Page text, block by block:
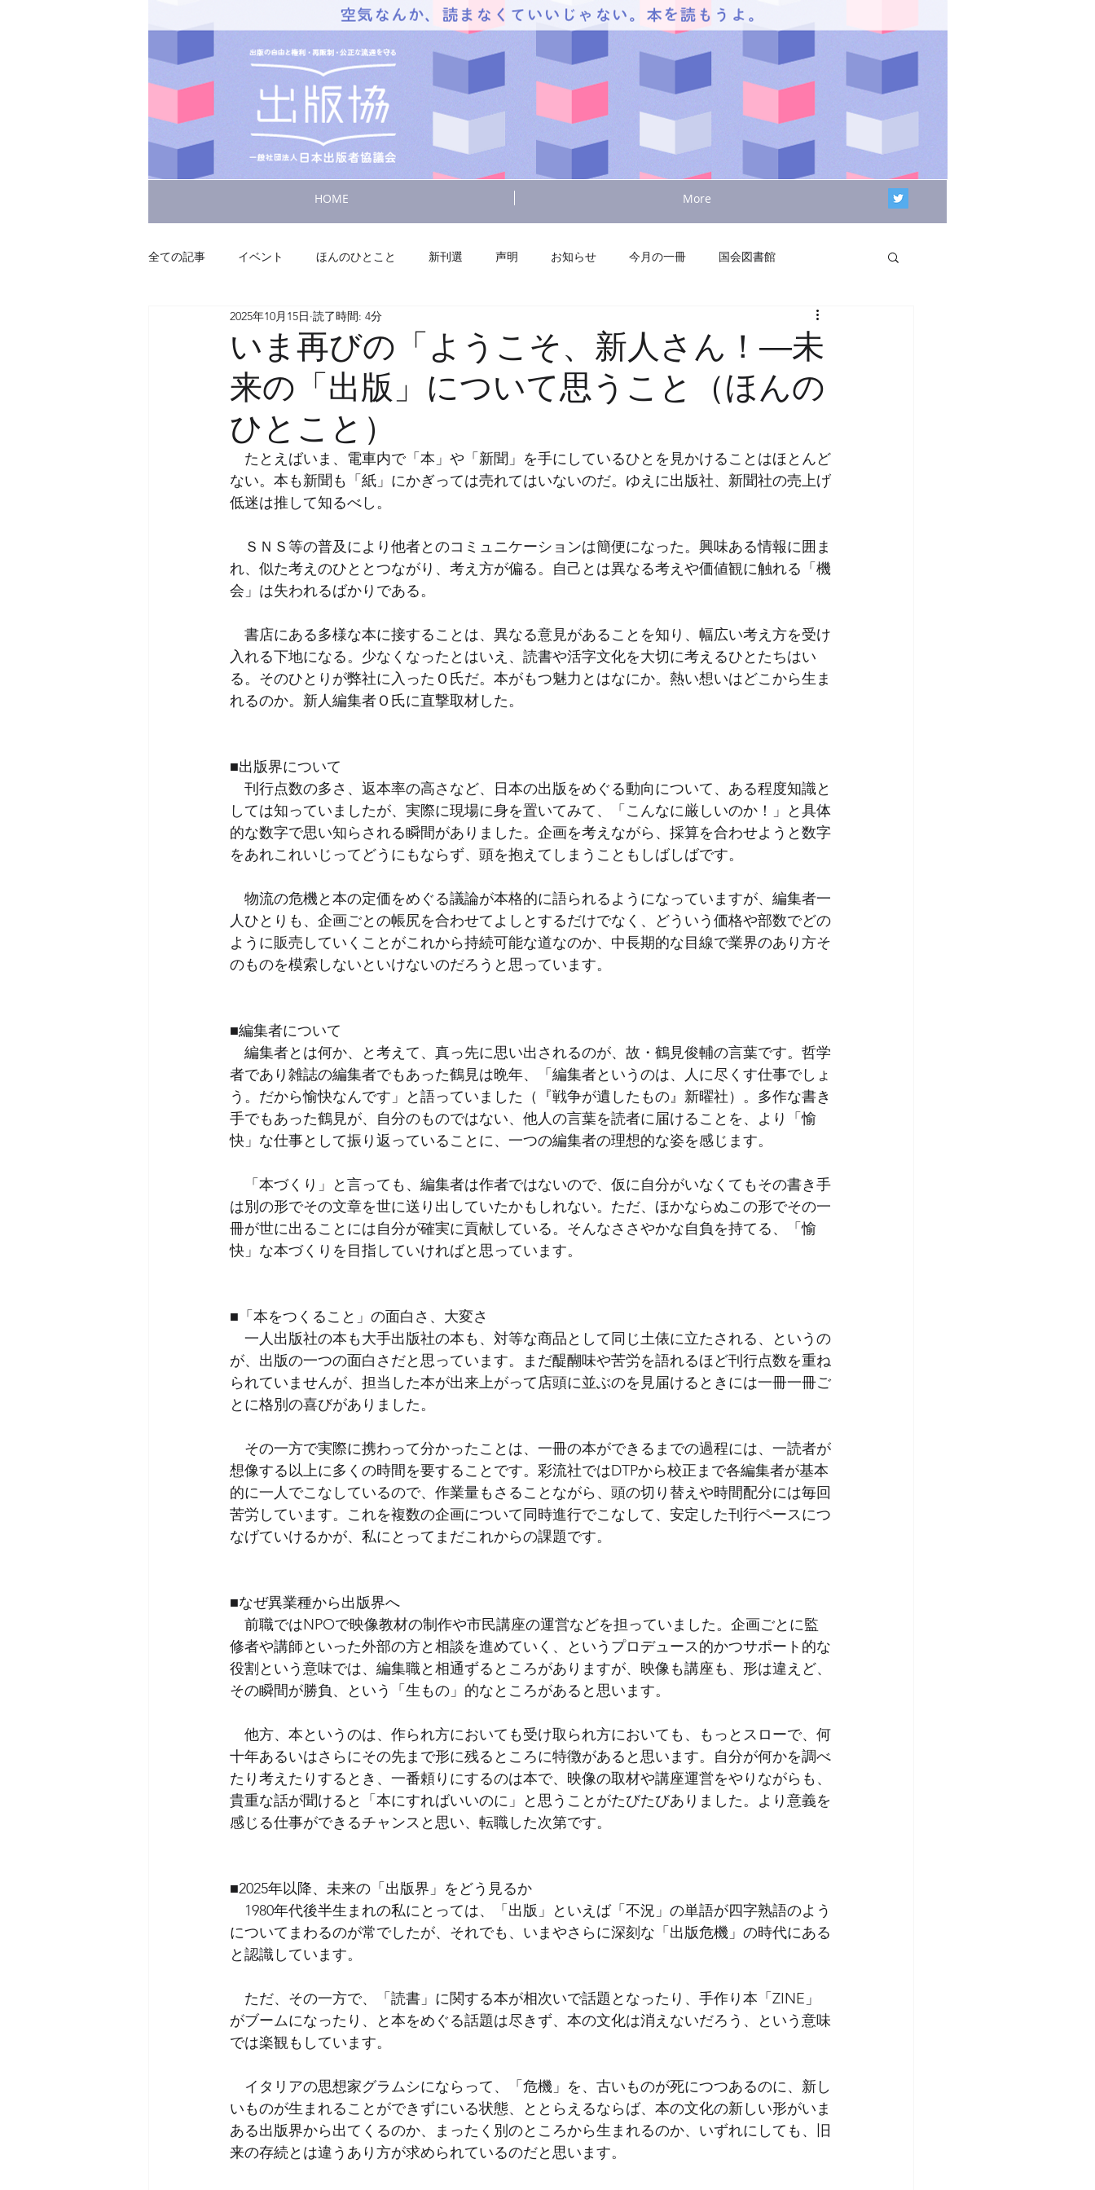
HOME More
全ての記事 イベント ほんのひとこと 新刊選 声明 お知らせ 今月の一冊 国会図書館
いま再びの「ようこそ、新人さん！―未
来の「出版」について思うこと（ほんの
ひとこと）
2025年10月15日 読了時間: 4分
たとえばいま、電車内で「本」や「新聞」を手にしているひとを見かけることはほとんど
ない。本も新聞も「紙」にかぎっては売れてはいないのだ。ゆえに出版社、新聞社の売上げ
低迷は推して知るべし。
ＳＮＳ等の普及により他者とのコミュニケーションは簡便になった。興味ある情報に囲ま
れ、似た考えのひととつながり、考え方が偏る。自己とは異なる考えや価値観に触れる「機
会」は失われるばかりである。
書店にある多様な本に接することは、異なる意見があることを知り、幅広い考え方を受け
入れる下地になる。少なくなったとはいえ、読書や活字文化を大切に考えるひとたちはい
る。そのひとりが弊社に入ったＯ氏だ。本がもつ魅力とはなにか。熱い想いはどこから生ま
れるのか。新人編集者Ｏ氏に直撃取材した。
■出版界について
刊行点数の多さ、返本率の高さなど、日本の出版をめぐる動向について、ある程度知識と
しては知っていましたが、実際に現場に身を置いてみて、「こんなに厳しいのか！」と具体
的な数字で思い知らされる瞬間がありました。企画を考えながら、採算を合わせようと数字
をあれこれいじってどうにもならず、頭を抱えてしまうこともしばしばです。
物流の危機と本の定価をめぐる議論が本格的に語られるようになっていますが、編集者一
人ひとりも、企画ごとの帳尻を合わせてよしとするだけでなく、どういう価格や部数でどの
ように販売していくことがこれから持続可能な道なのか、中長期的な目線で業界のあり方そ
のものを模索しないといけないのだろうと思っています。
■編集者について
編集者とは何か、と考えて、真っ先に思い出されるのが、故・鶴見俊輔の言葉です。哲学
者であり雑誌の編集者でもあった鶴見は晩年、「編集者というのは、人に尽くす仕事でしょ
う。だから愉快なんです」と語っていました（『戦争が遺したもの』新曜社）。多作な書き
手でもあった鶴見が、自分のものではない、他人の言葉を読者に届けることを、より「愉
快」な仕事として振り返っていることに、一つの編集者の理想的な姿を感じます。
「本づくり」と言っても、編集者は作者ではないので、仮に自分がいなくてもその書き手
は別の形でその文章を世に送り出していたかもしれない。ただ、ほかならぬこの形でその一
冊が世に出ることには自分が確実に貢献している。そんなささやかな自負を持てる、「愉
快」な本づくりを目指していければと思っています。
■「本をつくること」の面白さ、大変さ
一人出版社の本も大手出版社の本も、対等な商品として同じ土俵に立たされる、というの
が、出版の一つの面白さだと思っています。まだ醍醐味や苦労を語れるほど刊行点数を重ね
られていませんが、担当した本が出来上がって店頭に並ぶのを見届けるときには一冊一冊ご
とに格別の喜びがありました。
その一方で実際に携わって分かったことは、一冊の本ができるまでの過程には、一読者が
想像する以上に多くの時間を要することです。彩流社ではDTPから校正まで各編集者が基本
的に一人でこなしているので、作業量もさることながら、頭の切り替えや時間配分には毎回
苦労しています。これを複数の企画について同時進行でこなして、安定した刊行ペースにつ
なげていけるかが、私にとってまだこれからの課題です。
■なぜ異業種から出版界へ
前職ではNPOで映像教材の制作や市民講座の運営などを担っていました。企画ごとに監
修者や講師といった外部の方と相談を進めていく、というプロデュース的かつサポート的な
役割という意味では、編集職と相通ずるところがありますが、映像も講座も、形は違えど、
その瞬間が勝負、という「生もの」的なところがあると思います。
他方、本というのは、作られ方においても受け取られ方においても、もっとスローで、何
十年あるいはさらにその先まで形に残るところに特徴があると思います。自分が何かを調べ
たり考えたりするとき、一番頼りにするのは本で、映像の取材や講座運営をやりながらも、
貴重な話が聞けると「本にすればいいのに」と思うことがたびたびありました。より意義を
感じる仕事ができるチャンスと思い、転職した次第です。
■2025年以降、未来の「出版界」をどう見るか
1980年代後半生まれの私にとっては、「出版」といえば「不況」の単語が四字熟語のよう
についてまわるのが常でしたが、それでも、いまやさらに深刻な「出版危機」の時代にある
と認識しています。
ただ、その一方で、「読書」に関する本が相次いで話題となったり、手作り本「ZINE」
がブームになったり、と本をめぐる話題は尽きず、本の文化は消えないだろう、という意味
では楽観もしています。
イタリアの思想家グラムシにならって、「危機」を、古いものが死につつあるのに、新し
いものが生まれることができずにいる状態、ととらえるならば、本の文化の新しい形がいま
ある出版界から出てくるのか、まったく別のところから生まれるのか、いずれにしても、旧
来の存続とは違うあり方が求められているのだと思います。